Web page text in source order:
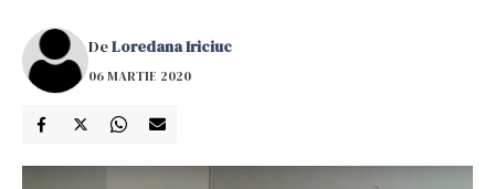
DeLoredana Iriciuc
06 MARTIE 2020